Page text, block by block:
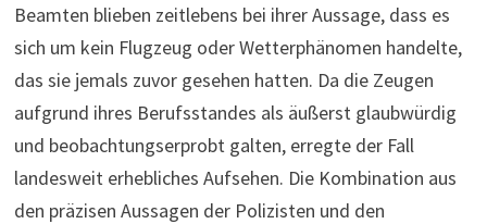
Beamten blieben zeitlebens bei ihrer Aussage, dass es
sich um kein Flugzeug oder Wetterphänomen handelte,
das sie jemals zuvor gesehen hatten. Da die Zeugen
aufgrund ihres Berufsstandes als äußerst glaubwürdig
und beobachtungserprobt galten, erregte der Fall
landesweit erhebliches Aufsehen. Die Kombination aus
den präzisen Aussagen der Polizisten und den